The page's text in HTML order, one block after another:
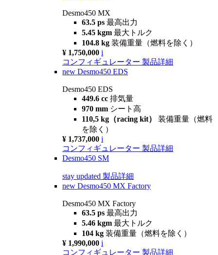
Desmo450 MX
63.5 ps 最高出力
5.45 kgm 最大トルク
104.8 kg 装備重量（燃料を除く）
¥ 1,750,000 i
コンフィギュレーター 製品詳細
new Desmo450 EDS
Desmo450 EDS
449.6 cc 排気量
970 mm シート高
110,5 kg（racing kit） 装備重量（燃料
を除く）
¥ 1,737,000 i
コンフィギュレーター 製品詳細
Desmo450 SM
stay updated 製品詳細
new Desmo450 MX Factory
Desmo450 MX Factory
63.5 ps 最高出力
5.46 kgm 最大トルク
104 kg 装備重量（燃料を除く）
¥ 1,990,000 i
コンフィギュレーター 製品詳細